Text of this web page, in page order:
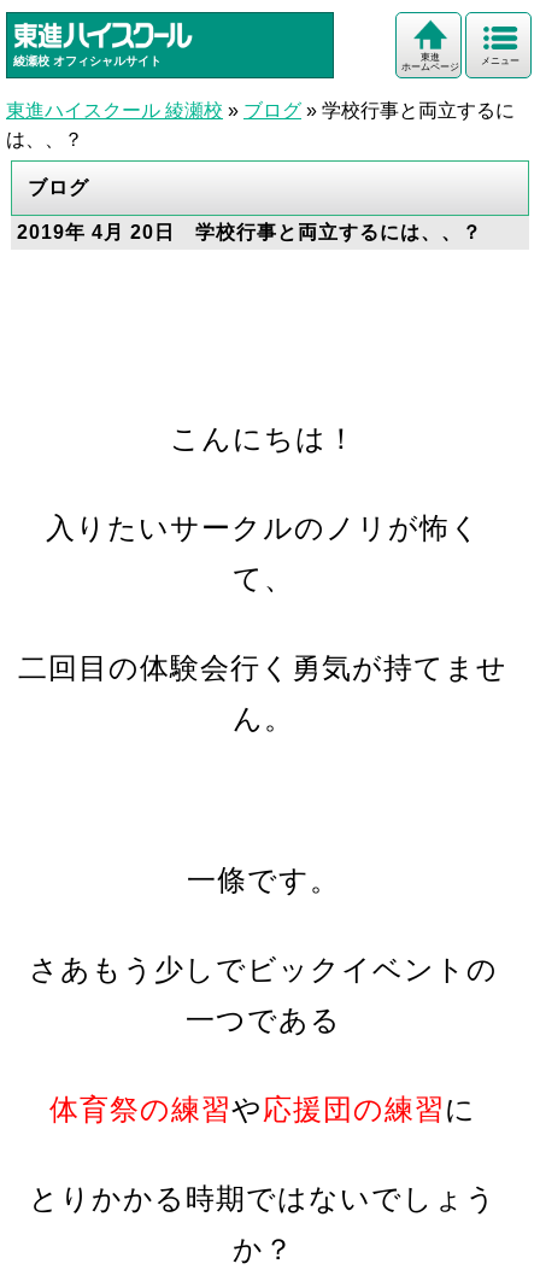
綾瀬校 オフィシャルサイト メニュー
東進
ホームページ
東進ハイスクール 綾瀬校 » ブログ » 学校行事と両立するに
は、、？
ブログ
2019年 4月 20日 学校行事と両立するには、、？
こんにちは！
入りたいサークルのノリが怖く
て、
二回目の体験会行く勇気が持てませ
ん。
一條です。
さあもう少しでビックイベントの
一つである
体育祭の練習や応援団の練習に
とりかかる時期ではないでしょう
か？